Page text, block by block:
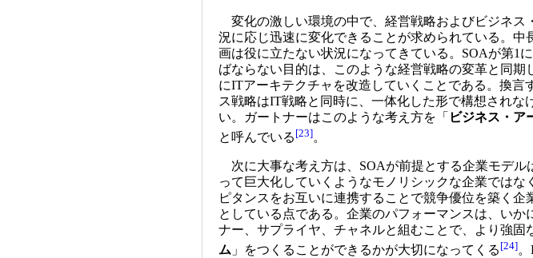
変化の激しい環境の中で、経営戦略およびビジネス
況に応じ迅速に変化できることが求められている。中
画は役に立たない状況になってきている。SOAが第1
ばならない目的は、このような経営戦略の変革と同期
にITアーキテクチャを改造していくことである。換言
ス戦略はIT戦略と同時に、一体化した形で構想されな
い。ガートナーはこのような考え方を「 ビジネス・ア
と呼んでいる [23]。
次に大事な考え方は、SOAが前提とする企業モデル
って巨大化していくようなモノリシックな企業ではな
ピタンスをお互いに連携することで競争優位を築く企
としている点である。企業のパフォーマンスは、いか
ナー、サプライヤ、チャネルと組むことで、より強固
ム 」をつくることができるかが大切になってくる [24]。